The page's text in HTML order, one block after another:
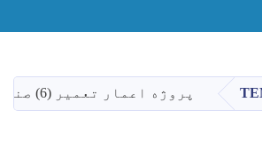
پروژه اعمار تعمیر (6) صنفی با ملحقات آن برای مکتب ابتدائیه ادین بابا مربوط قریه چوری والسوالی خوشامند ولایت پکتیکا وزارت معارف بابت سال مالی 1404 MOE/W-001/1404/NCB